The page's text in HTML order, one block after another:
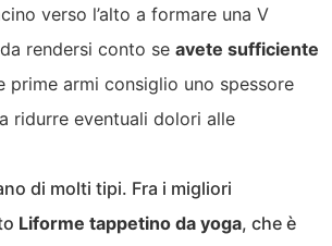
verso l’alto a formare una V
rendersi conto se avete sufficiente
prime armi consiglio uno spessore
ridurre eventuali dolori alle
di molti tipi. Fra i migliori
Liforme tappetino da yoga, che è